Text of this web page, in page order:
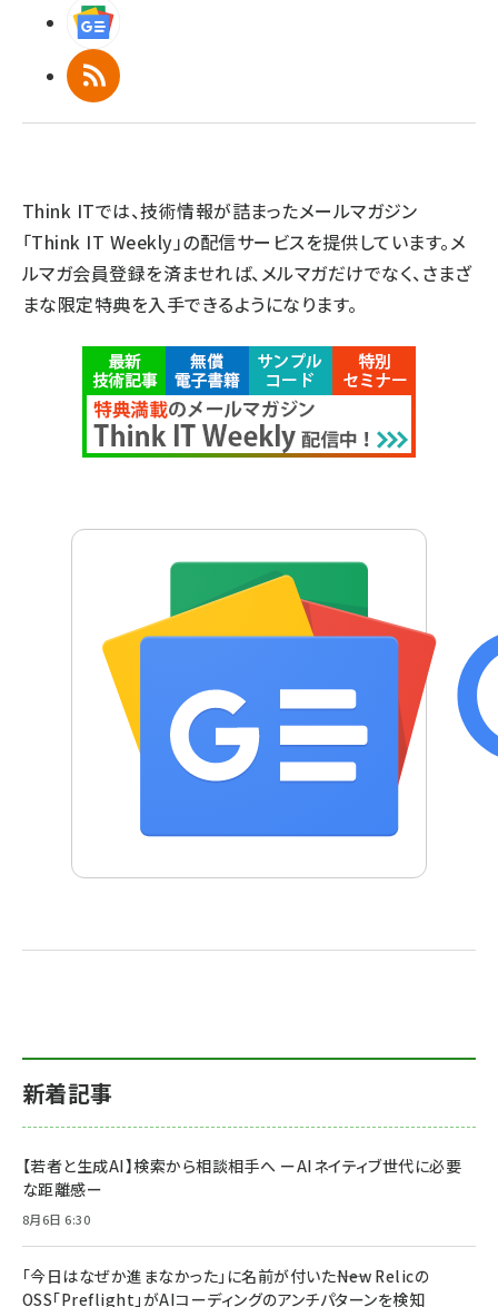
RSS
Think ITでは、技術情報が詰まったメールマガジン
「Think IT Weekly」の配信サービスを提供しています。メ
ルマガ会員登録を済ませれば、メルマガだけでなく、さまざ
まな限定特典を入手できるようになります。
新着記事
【若者と生成AI】検索から相談相手へ ーAIネイティブ世代に必要
な距離感ー
8月6日 6:30
「今日はなぜか進まなかった」に名前が付いた――New Relicの
OSS「Preflight」がAIコーディングのアンチパターンを検知